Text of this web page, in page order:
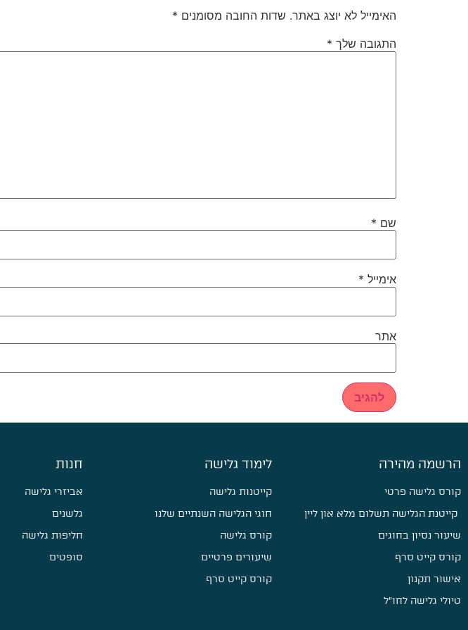
האימייל לא יוצג באתר. שדות החובה מסומנים *
התגובה שלך *
שם *
אימייל *
אתר
הרשמה מהירה
קורס גלישה פרטי
קייטנת הגלישה תשלום מלא און ליין
שיעור נסיון בחוגים
קורס קייט סרף
אישור תקנון
טיולי גלישה לחו״ל
לימוד גלישה
קייטנות גלישה
חוגי הגלישה השנתיים שלנו
קורס גלישה
שיעורים פרטיים
קורס קייט סרף
חנות
אביזרי גלישה
גלשנים
חליפות גלישה
סופטים